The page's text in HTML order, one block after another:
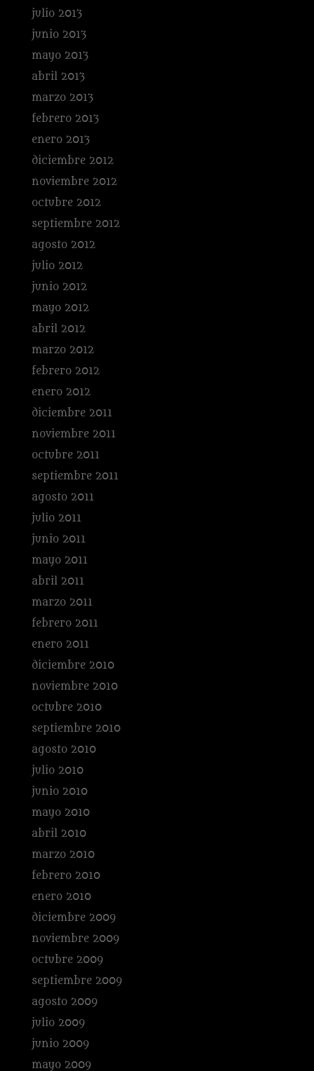
julio 2013
junio 2013
mayo 2013
abril 2013
marzo 2013
febrero 2013
enero 2013
diciembre 2012
noviembre 2012
octubre 2012
septiembre 2012
agosto 2012
julio 2012
junio 2012
mayo 2012
abril 2012
marzo 2012
febrero 2012
enero 2012
diciembre 2011
noviembre 2011
octubre 2011
septiembre 2011
agosto 2011
julio 2011
junio 2011
mayo 2011
abril 2011
marzo 2011
febrero 2011
enero 2011
diciembre 2010
noviembre 2010
octubre 2010
septiembre 2010
agosto 2010
julio 2010
junio 2010
mayo 2010
abril 2010
marzo 2010
febrero 2010
enero 2010
diciembre 2009
noviembre 2009
octubre 2009
septiembre 2009
agosto 2009
julio 2009
junio 2009
mayo 2009